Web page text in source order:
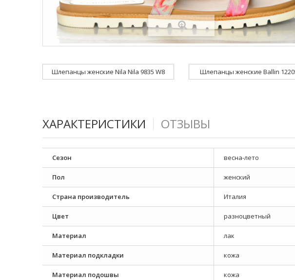
Шлепанцы женские Nila Nila 9835 W8 Шлепанцы женские Ballin
ХАРАКТЕРИСТИКИ ОТЗЫВЫ
Сезон весна-лето
Пол женский
Страна производитель Италия
Цвет разноцветный
Материал лак
Материал подкладки кожа
Материал подошвы кожа